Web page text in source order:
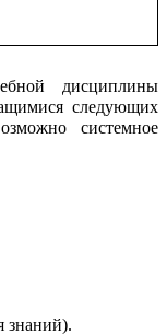
дисциплины
следующих
системное
знаний).